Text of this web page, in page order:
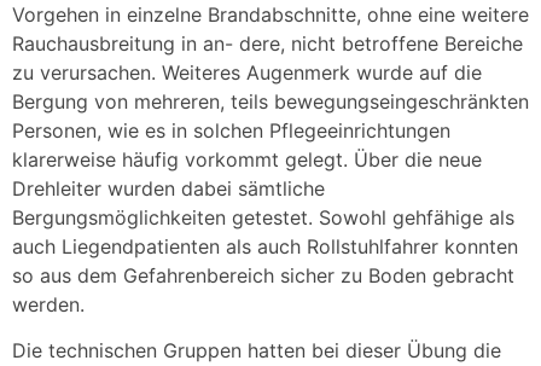
Vorgehen in einzelne Brandabschnitte, ohne eine weitere
Rauchausbreitung in an- dere, nicht betroffene Bereiche
zu verursachen. Weiteres Augenmerk wurde auf die
Bergung von mehreren, teils bewegungseingeschränkten
Personen, wie es in solchen Pflegeeinrichtungen
klarerweise häufig vorkommt gelegt. Über die neue
Drehleiter wurden dabei sämtliche
Bergungsmöglichkeiten getestet. Sowohl gehfähige als
auch Liegendpatienten als auch Rollstuhlfahrer konnten
so aus dem Gefahrenbereich sicher zu Boden gebracht
werden.
Die technischen Gruppen hatten bei dieser Übung die